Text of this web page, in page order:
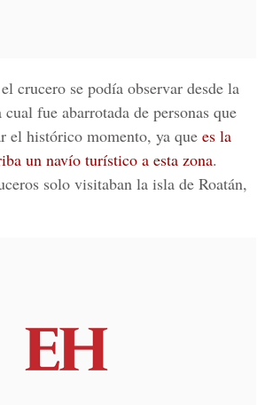
crucero se podía observar desde la
fue abarrotada de personas que
el histórico momento, ya que es la
un navío turístico a esta zona.
solo visitaban la isla de Roatán,